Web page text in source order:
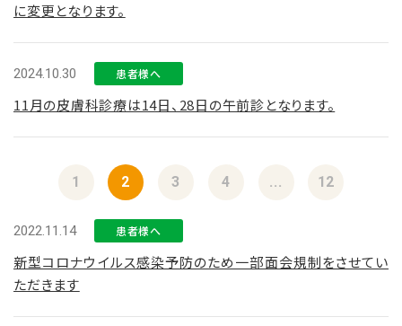
に変更となります。
2024.10.30 患者様へ
11月の皮膚科診療は14日、28日の午前診となります。
1 2 3 4 ... 12
2022.11.14 患者様へ
新型コロナウイルス感染予防のため一部面会規制をさせてい
ただきます